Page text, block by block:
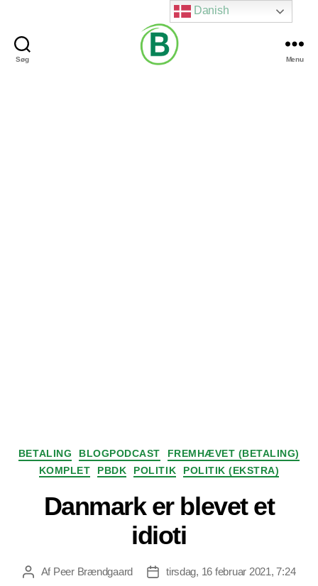
Søg Menu
Kategorier
BETALING BLOGPODCAST
FREMHÆVET (BETALING)
KOMPLET
PBDK POLITIK POLITIK (EKSTRA)
Danmark er blevet et
idioti
Indlægsforfatter
Af Peer Brændgaard Indlægsdato
tirsdag, 16 februar 2021, 7:24
Danish